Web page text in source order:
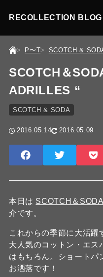
RECOLLECTION BLOG
P〜T SCOTCH &
SCOTCH＆
ADRILLES “
SCOTCH & SODA
2016.05.14 2016.05.09
本日は SCOTCH＆SODA
介です。
これからの季節に大活躍
大人気のコットン・エス
はもちろん。ショートパ
お洒落です！